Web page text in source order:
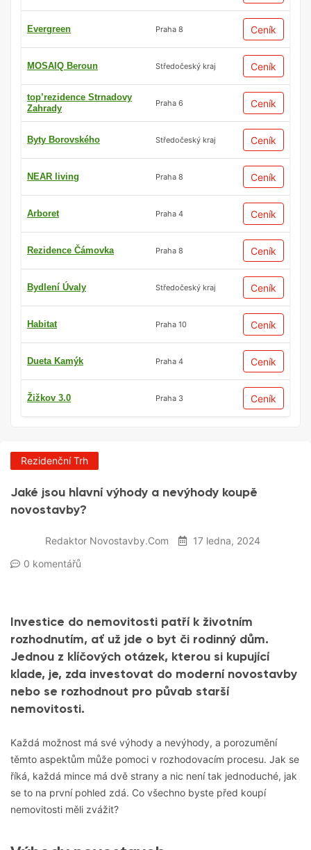
Evergreen Praha 8 Ceník
MOSAIQ Beroun Středočeský kraj Ceník
top’rezidence Strnadovy
Zahrady
Praha 6 Ceník
Byty Borovského Středočeský kraj Ceník
NEAR living Praha 8 Ceník
Arboret Praha 4 Ceník
Rezidence Čámovka Praha 8 Ceník
Bydlení Úvaly Středočeský kraj Ceník
Habitat Praha 10 Ceník
Dueta Kamýk Praha 4 Ceník
Žižkov 3.0 Praha 3 Ceník
Rezidenční Trh
Jaké jsou hlavní výhody a nevýhody koupě
novostavby?
Redaktor Novostavby.com
17 ledna, 2024
0 komentářů
Investice do nemovitosti patří k životním
rozhodnutím, ať už jde o byt či rodinný dům.
Jednou z klíčových otázek, kterou si kupující
klade, je, zda investovat do moderní novostavby
nebo se rozhodnout pro půvab starší
nemovitosti.
Každá možnost má své výhody a nevýhody, a porozumění
těmto aspektům může pomoci v rozhodovacím procesu. Jak se
říká, každá mince má dvě strany a nic není tak jednoduché, jak
se to na první pohled zdá. Co všechno byste před koupí
nemovitosti měli zvážit?